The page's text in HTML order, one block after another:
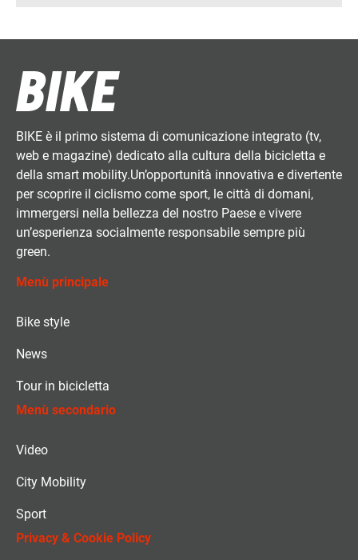
BIKE è il primo sistema di comunicazione integrato (tv,
web e magazine) dedicato alla cultura della bicicletta e
della smart mobility.Un’opportunità innovativa e divertente
per scoprire il ciclismo come sport, le città di domani,
immergersi nella bellezza del nostro Paese e vivere
un’esperienza socialmente responsabile sempre più
green.
Menù principale
Bike style
News
Tour in bicicletta
Menù secondario
Video
City Mobility
Sport
Privacy & Cookie Policy